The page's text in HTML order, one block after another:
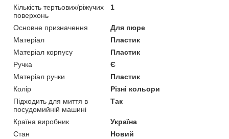
Кількість тертьових/ріжучих
поверхонь
1
Основне призначення
Для пюре
Матеріал
Пластик
Матеріал корпусу
Пластик
Ручка
Є
Матеріал ручки
Пластик
Колір
Різні кольори
Підходить для миття в
посудомийній машині
Так
Країна виробник
Україна
Стан
Новий